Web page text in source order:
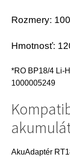
Rozmery:
Hmotnosť:
*RO BP18/4 Li-
1000005249
AkuAdaptér